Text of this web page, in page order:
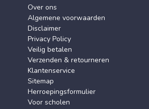
Over ons
Algemene voorwaarden
Disclaimer
Privacy Policy
Veilig betalen
Verzenden & retourneren
Klantenservice
Sitemap
Herroepingsformulier
Voor scholen